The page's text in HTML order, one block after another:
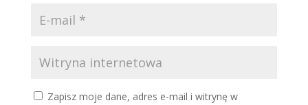
Zapisz moje dane, adres e-mail i witrynę w